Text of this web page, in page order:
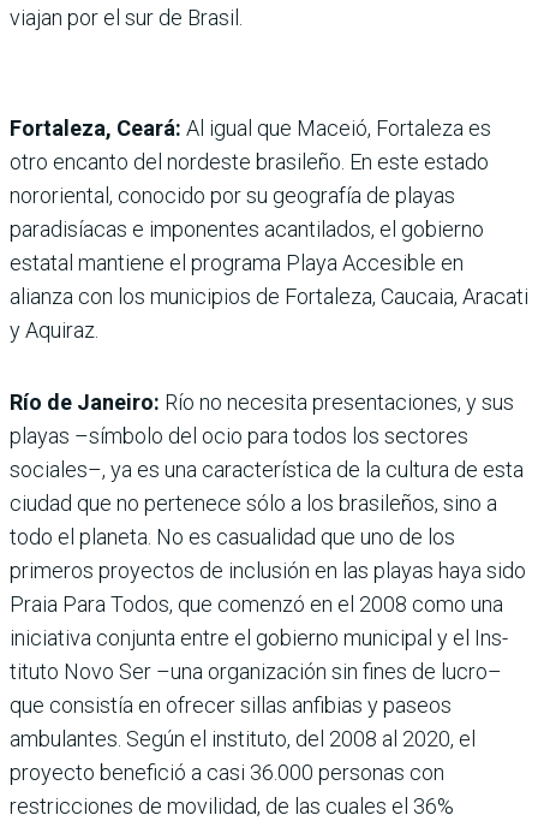
viajan por el sur de Brasil.
Fortaleza, Ceará: Al igual que Maceió, Fortaleza es
otro encanto del nordeste brasi­leño. En este estado
nororien­tal, conocido por su geografía de playas
paradisíacas e impo­nentes acantilados, el gobierno
estatal mantiene el programa Playa Accesible en
alianza con los municipios de Fortaleza, Caucaia, Aracati
y Aquiraz.
Río de Janeiro: Río no nece­sita presentaciones, y sus
playas –símbolo del ocio para todos los sectores
sociales–, ya es una característica de la cultura de esta
ciudad que no pertenece sólo a los brasileños, sino a
todo el planeta. No es casualidad que uno de los
primeros pro­yectos de inclusión en las pla­yas haya sido
Praia Para Todos, que comenzó en el 2008 como una
iniciativa conjunta entre el gobierno municipal y el Ins­
tituto Novo Ser –una organiza­ción sin fines de lucro–
que con­sistía en ofrecer sillas anfibias y paseos
ambulantes. Según el instituto, del 2008 al 2020, el
proyecto benefició a casi 36.000 personas con
restricciones de movilidad, de las cuales el 36%